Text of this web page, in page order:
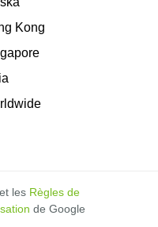
Kong
les Règles de
de Google